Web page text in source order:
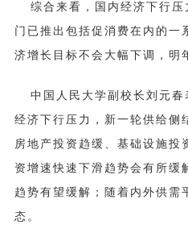
综合来看，国内经济下行
门已推出包括促消费在内的一
济增长目标不会大幅下调，明
中国人民大学副校长刘元
经济下行压力，新一轮供给侧
房地产投资趋缓、基础设施投
资增速快速下滑趋势会有所缓
趋势有望缓解；随着内外供需
态。